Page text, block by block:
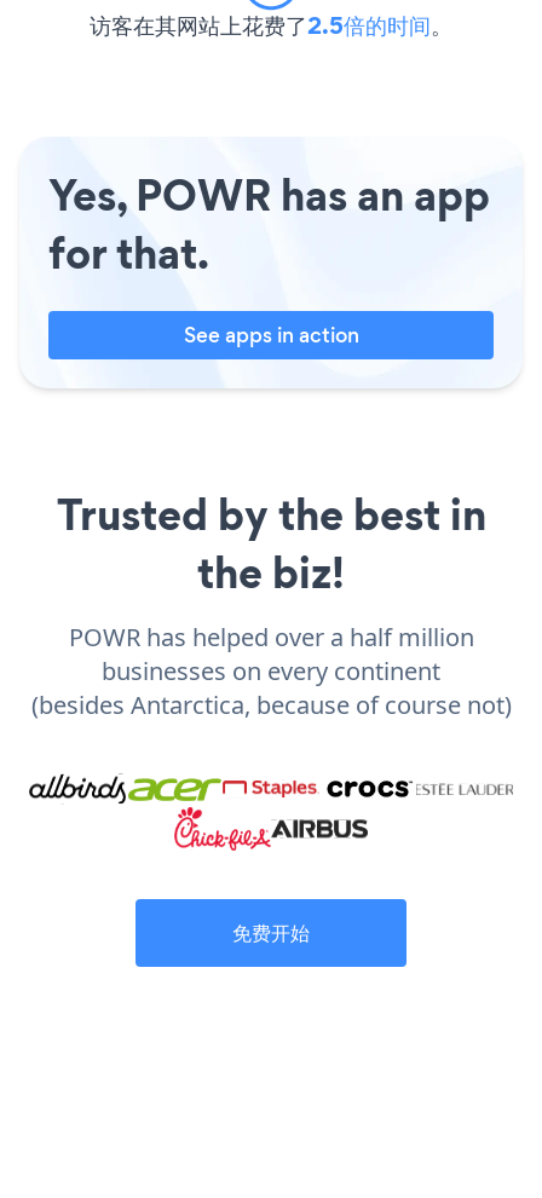
访客在其网站上花费了2.5倍的时间。
Yes, POWR has an app
for that.
See apps in action
Trusted by the best in
the biz!
POWR has helped over a half million
businesses on every continent
(besides Antarctica, because of course not)
免费开始